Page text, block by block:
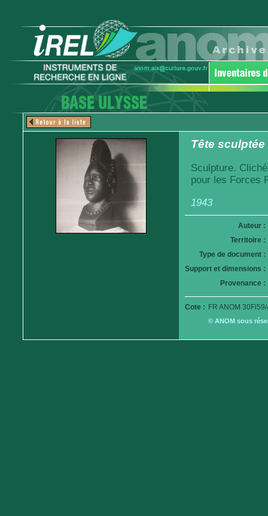
Tête
Sculpture.
pour les Forces
1943
Auteur :
Territoire :
Type de document :
Support et dimensions :
Provenance :
Cote : FR ANOM
© ANOM sous